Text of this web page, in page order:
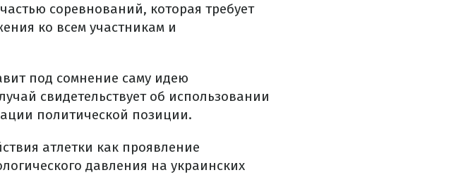
соревнований, которая требует
ко всем участникам и
под сомнение саму идею
свидетельствует об использовании
политической позиции.
атлетки как проявление
давления на украинских